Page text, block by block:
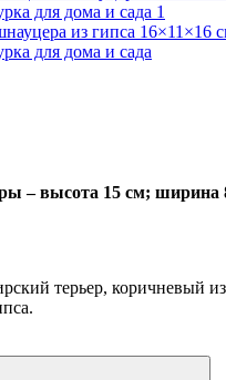
из гипса 16×11×16
для дома и сада
– высота 15 см; ширина
терьер, коричневый